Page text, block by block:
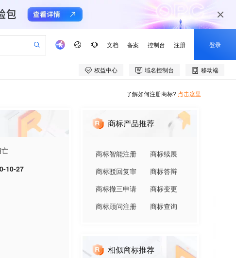
了解如何注册商标? 点击这里
10-27
商标产品推荐
商标智能注册
商标续展
商标驳回复审
商标答辩
商标撤三申请
商标变更
商标顾问注册
商标查询
相似商标推荐